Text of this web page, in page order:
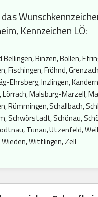
Kennzeichen LÖ:
Bellingen, Binzen, Böllen,
Fischingen, Fröhnd,
Ehrsberg, Inzlingen,
Malsburg-Marzell,
Rümmingen, Schallbach,
Schwörstadt, Schönau,
Tunau, Utzenfeld,
Wittlingen, Zell